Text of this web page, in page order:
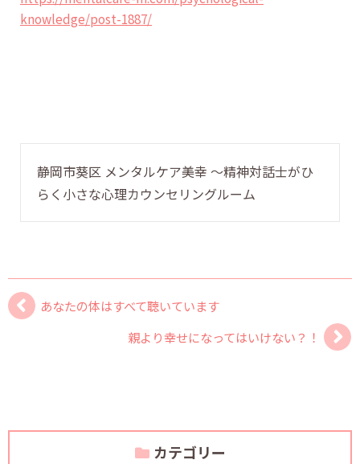
knowledge/post-1887/
静岡市葵区 メンタルケア美幸 〜精神対話士がひ
らく小さな心理カウンセリングルーム
あなたの体はすべて聴いています
親より幸せになってはいけない？！
カテゴリー